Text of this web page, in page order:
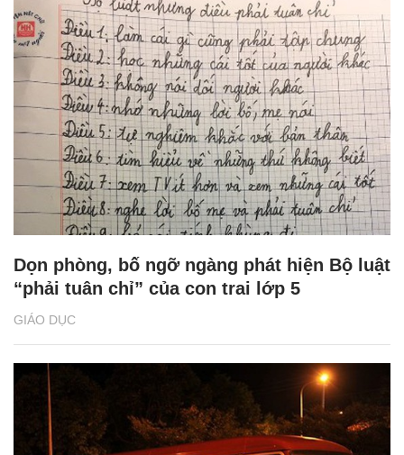
GIÁO DỤC
Dọn phòng, bố ngỡ ngàng phát hiện Bộ luật
“phải tuân chỉ” của con trai lớp 5